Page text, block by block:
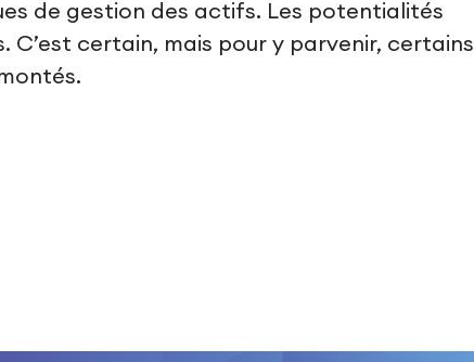
de gestion des actifs. Les potentialités
certain, mais pour y parvenir, certains